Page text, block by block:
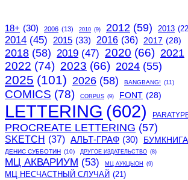
18+ (30) 2006 (13) 2010 (9) 2012 (59) 2013
2014 (45) 2015 (33) 2016 (36) 2017 (28)
2018 (58) 2019 (47) 2020 (66) 2021
2022 (74) 2023 (66) 2024 (55)
2025 (101) 2026 (58) BANGBANG! (11)
COMICS (78) CORPUS (9) FONT (28)
LETTERING (602)
PROCREATE LETTERING (57)
SKETCH (37) АЛЬТ-ГРАФ (30) БУМКНИГА
ДЕНИС СУББОТИН (10) ДРУГОЕ ИЗДАТЕЛЬСТВО (8)
МЦ АКВАРИУМ (53) МЦ АУКЦЫОН (9)
МЦ НЕСЧАСТНЫЙ СЛУЧАЙ (21)